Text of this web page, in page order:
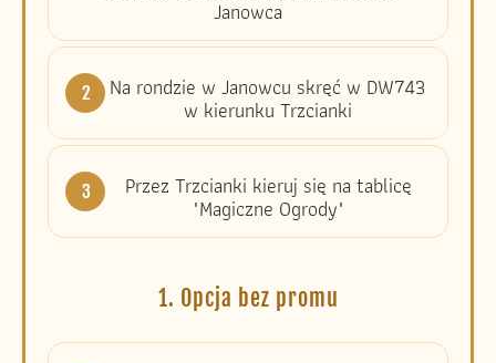
Janowca
2 Na rondzie w Janowcu skręć w DW743
w kierunku Trzcianki
3 Przez Trzcianki kieruj się na tablicę
"Magiczne Ogrody"
1. Opcja bez promu